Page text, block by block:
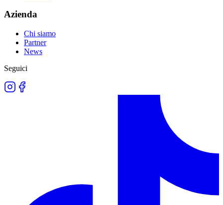
Azienda
Chi siamo
Partner
News
Seguici